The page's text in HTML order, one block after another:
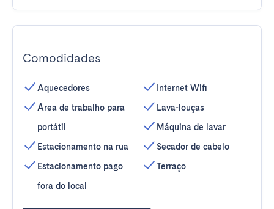
Comodidades
Aquecedores
Área de trabalho para
portátil
Estacionamento na rua
Estacionamento pago
fora do local
Internet Wifi
Lava-louças
Máquina de lavar
Secador de cabelo
Terraço